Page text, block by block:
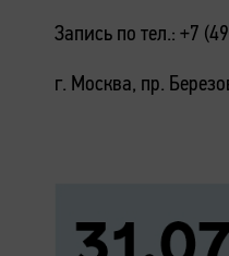
Запись по тел.: +7
г. Москва, пр.